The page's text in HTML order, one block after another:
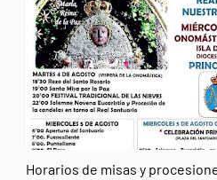
Horarios de misas y